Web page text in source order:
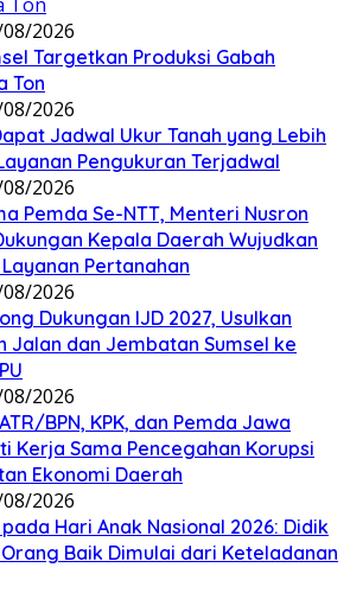
2026
Targetkan Produksi Gabah
Ton
2026
Jadwal Ukur Tanah yang Lebih
Pengukuran Terjadwal
2026
Pemda Se-NTT, Menteri Nusron
Kepala Daerah Wujudkan
Pertanahan
2026
Dukungan IJD 2027, Usulkan
Jalan dan Jembatan Sumsel ke
2026
BPN, KPK, dan Pemda Jawa
Kerja Sama Pencegahan Korupsi
Ekonomi Daerah
2026
Hari Anak Nasional 2026: Didik
Baik Dimulai dari Keteladanan